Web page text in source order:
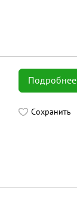
Подробнее
Сохранить